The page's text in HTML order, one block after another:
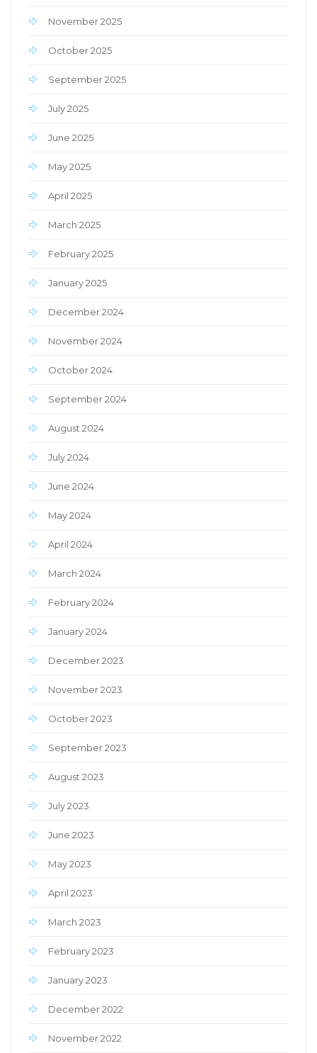
November 2025
October 2025
September 2025
July 2025
June 2025
May 2025
April 2025
March 2025
February 2025
January 2025
December 2024
November 2024
October 2024
September 2024
August 2024
July 2024
June 2024
May 2024
April 2024
March 2024
February 2024
January 2024
December 2023
November 2023
October 2023
September 2023
August 2023
July 2023
June 2023
May 2023
April 2023
March 2023
February 2023
January 2023
December 2022
November 2022